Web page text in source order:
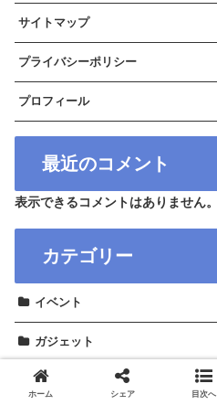
サイトマップ
プライバシーポリシー
プロフィール
最近のコメント
表示できるコメントはありません。
カテゴリー
イベント
ガジェット
コラム
ホーム シェア 目次へ